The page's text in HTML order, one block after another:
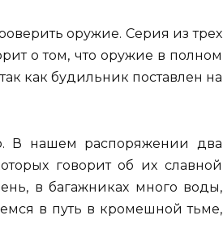
оружие. Серия из трех
о том, что оружие в полном
как будильник поставлен на
В нашем распоряжении два
говорит об их славной
в багажниках много воды,
в путь в кромешной тьме,